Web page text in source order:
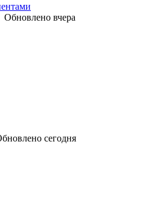
Обновлено вчера
сегодня